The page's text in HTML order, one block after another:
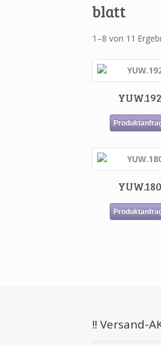
blatt
1–8 von 11
YUW.192
YUW.180
!! Versand-